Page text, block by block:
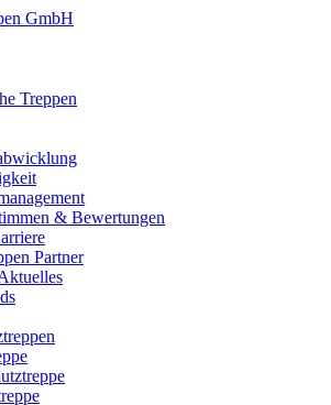
Treppen
& Bewertungen
Partner